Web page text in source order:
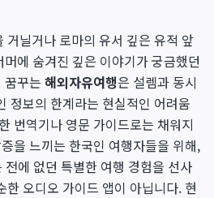
거닐거나 로마의 유서 깊은 유적 앞
에 숨겨진 깊은 이야기가 궁금했던
꿈꾸는 해외자유여행은 설렘과 동시
정보의 한계라는 현실적인 어려움
번역기나 영문 가이드로는 채워지
을 느끼는 한국인 여행자들을 위해,
에 없던 특별한 여행 경험을 선사
한 오디오 가이드 앱이 아닙니다. 현